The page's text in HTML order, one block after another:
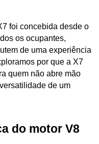
foi concebida desde o
os ocupantes,
de uma experiência
por que a X7
quem não abre mão
de um
do motor V8